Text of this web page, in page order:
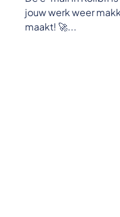
jouw werk weer
maakt! 🚀...